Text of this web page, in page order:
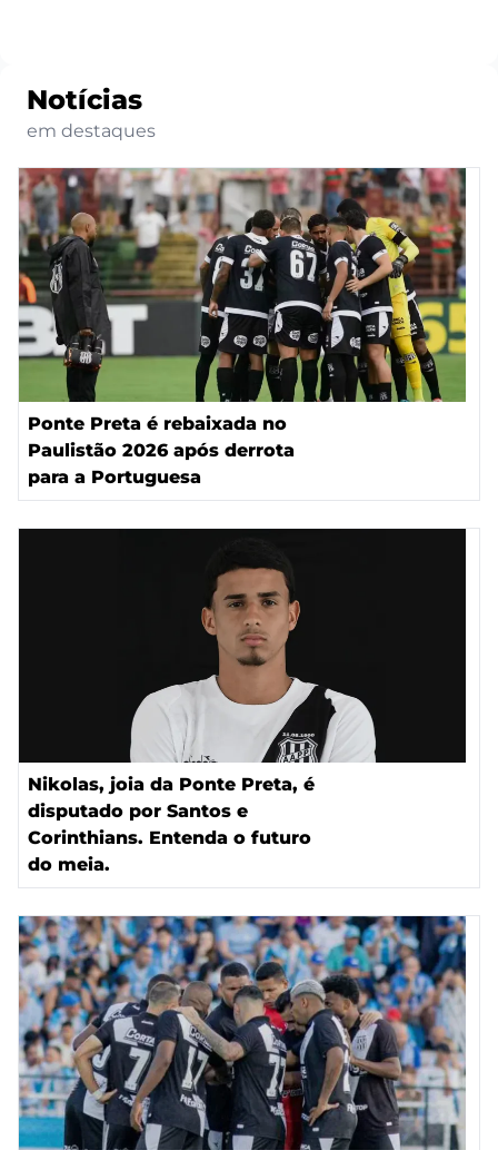
Notícias
em destaques
Ponte Preta é rebaixada no
Paulistão 2026 após derrota
para a Portuguesa
Nikolas, joia da Ponte Preta, é
disputado por Santos e
Corinthians. Entenda o futuro
do meia.